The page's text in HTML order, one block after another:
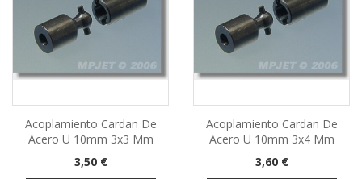
Acoplamiento Cardan De
Acero U 10mm 3x3 Mm
Precio
3,50 €
Acoplamiento Cardan De
Acero U 10mm 3x4 Mm
Precio
3,60 €